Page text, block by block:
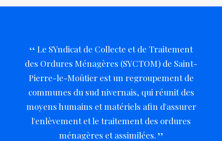
Le SYndicat de Collecte et de Traitement
des Ordures Ménagères (SYCTOM) de Saint-
Pierre-le-Moûtier est un regroupement de
communes du sud nivernais, qui réunit des
moyens humains et matériels afin d'assurer
l'enlèvement et le traitement des ordures
ménagères et assimilées.